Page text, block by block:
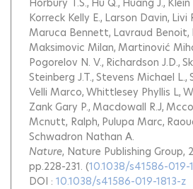
Horbury T.S. Hu Q. Huang J.
Korreck Kelly E. Larson Davin Livi
Maruca Bennett Lavraud Benoit
Maksimovic Milan Martinović
Pogorelov N. V. Richardson J.D.
Steinberg J.T. Stevens Michael L.
Velli Marco Whittlesey Phyllis L
Zank Gary P. Macdowall R.J
Mcnutt, Ralph Pulupa Marc
Schwadron Nathan A.
Nature, Nature Publishing Group,
pp.228-231. (10.1038/s41586-019-
DOI : 10.1038/s41586-019-1813-z